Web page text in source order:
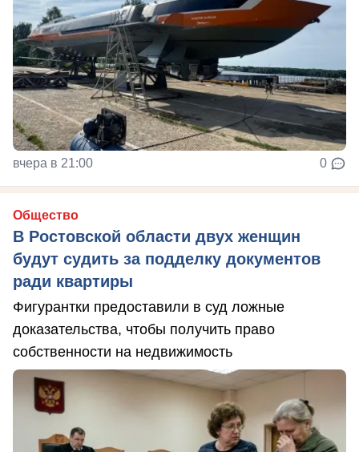
вчера в 21:00 0
Общество
В Ростовской области двух женщин
будут судить за подделку документов
ради квартиры
Фигурантки предоставили в суд ложные
доказательства, чтобы получить право
собственности на недвижимость